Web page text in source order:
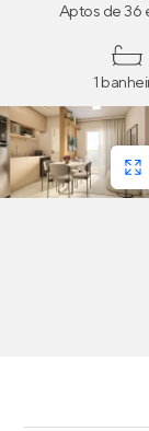
Aptos de 36
1